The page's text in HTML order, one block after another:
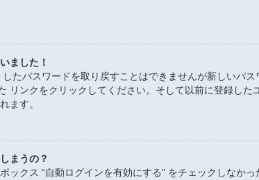
ました！
たパスワードを取り戻すことはできませんが新しいパ
リンクをクリックしてください。そして以前に登録し
ます。
まうの？
ックス “自動ログインを有効にする” をチェックしなか